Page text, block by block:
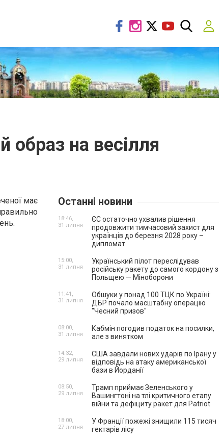
образ на весілля
має
Останні новини
ЄС остаточно ухвалив рішення
продовжити тимчасовий захист для
українців до березня 2028 року –
дипломат
18:46,
31 липня
Український пілот переслідував
російську ракету до самого кордону з
Польщею — Міноборони
15:00,
31 липня
Обшуки у понад 100 ТЦК по Україні:
ДБР почало масштабну операцію
"Чесний призов"
11:41,
31 липня
Кабмін погодив податок на посилки,
але з винятком
08:00,
31 липня
США завдали нових ударів по Ірану у
відповідь на атаку американської
бази в Йорданії
14:32,
29 липня
Трамп приймає Зеленського у
Вашингтоні на тлі критичного етапу
війни та дефіциту ракет для Patriot
08:50,
29 липня
У Франції пожежі знищили 115 тисяч
гектарів лісу
18:00,
27 липня